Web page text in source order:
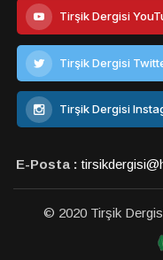
Tirşik Dergisi
Tirşik Dergisi
Tirşik Dergisi
E-Posta :
© 2020 Tirşik